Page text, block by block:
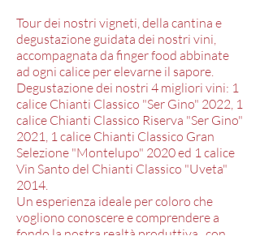
Tour dei nostri vigneti, della cantina e
degustazione guidata dei nostri vini,
accompagnata da finger food abbinate
ad ogni calice per elevarne il sapore.
Degustazione dei nostri 4 migliori vini: 1
calice Chianti Classico "Ser Gino" 2022, 1
calice Chianti Classico Riserva "Ser Gino"
2021, 1 calice Chianti Classico Gran
Selezione "Montelupo" 2020 ed 1 calice
Vin Santo del Chianti Classico "Uveta"
2014.
Un esperienza ideale per coloro che
vogliono conoscere e comprendere a